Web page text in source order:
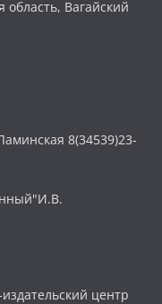
Вагайский
8(34539)23-
центр